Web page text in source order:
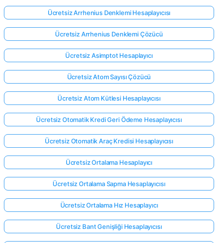
Henüz
Yok
Sorun
Ücretsiz Arrhenius Denklemi Hesaplayıcısı
Ücretsiz Arrhenius Denklemi Çözücü
Ücretsiz Asimptot Hesaplayıcı
Ücretsiz Atom Sayısı Çözücü
Ücretsiz Atom Kütlesi Hesaplayıcısı
Ücretsiz Otomatik Kredi Geri Ödeme Hesaplayıcısı
Ücretsiz Otomatik Araç Kredisi Hesaplayıcısı
Ücretsiz Ortalama Hesaplayıcı
Ücretsiz Ortalama Sapma Hesaplayıcısı
Ücretsiz Ortalama Hız Hesaplayıcı
Ücretsiz Bant Genişliği Hesaplayıcısı